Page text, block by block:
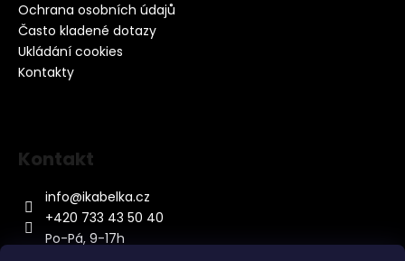
Ochrana osobních údajů
Často kladené dotazy
Ukládání cookies
Kontakty
Kontakt
info@ikabelka.cz
+420 733 43 50 40
Po-Pá, 9-17h